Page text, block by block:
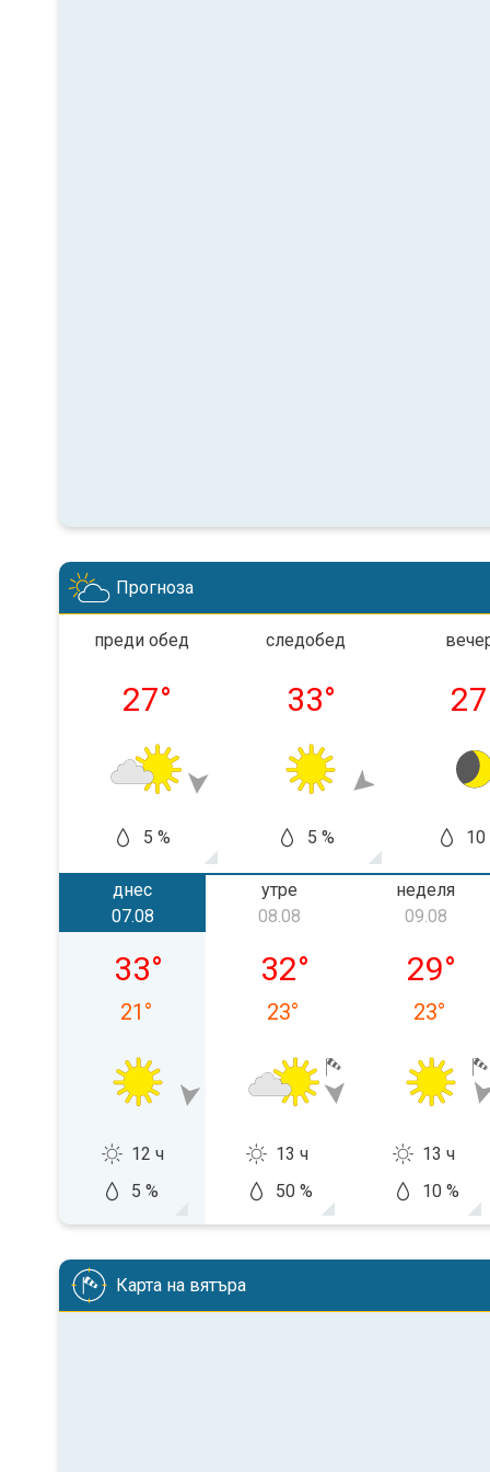
Прогноза
преди обед
27°
5 %
следобед
33°
5 %
27
10
днес
петък, 07.08
07.08
33°
21 °
12 ч
5 %
утре
събота, 08.08
08.08
32°
23°
13 ч
50 %
неделя
неделя,
09.08
29°
23°
13 ч
10 %
Карта на вятъра